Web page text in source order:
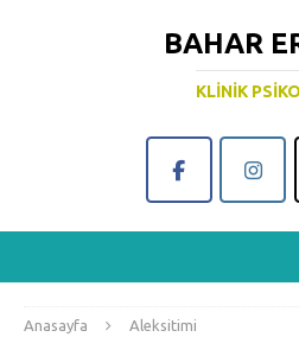
BAHAR
KLINIK
Anasayfa Aleksitimi